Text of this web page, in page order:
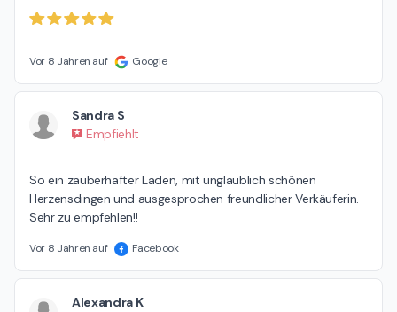
Vor 8 Jahren auf Google
Sandra S
Empfiehlt
So ein zauberhafter Laden, mit unglaublich schönen
Herzensdingen und ausgesprochen freundlicher Verkäuferin.
Sehr zu empfehlen!!
Vor 8 Jahren auf Facebook
Alexandra K